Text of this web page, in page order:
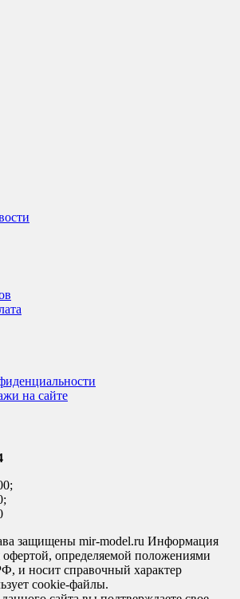
на сайте
защищены mir-model.ru Информация
офертой, определяемой положениями
и носит справочный характер
cookie-файлы.